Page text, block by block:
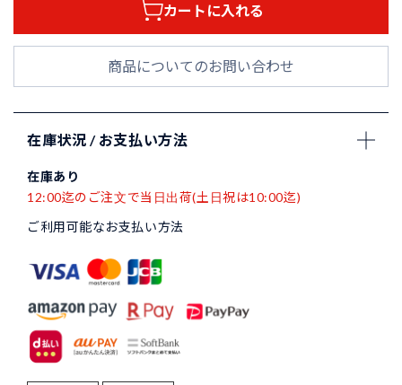
カートに入れる
商品についてのお問い合わせ
在庫状況 / お支払い方法
在庫あり
12:00迄のご注文で当日出荷(土日祝は10:00迄)
ご利用可能なお支払い方法